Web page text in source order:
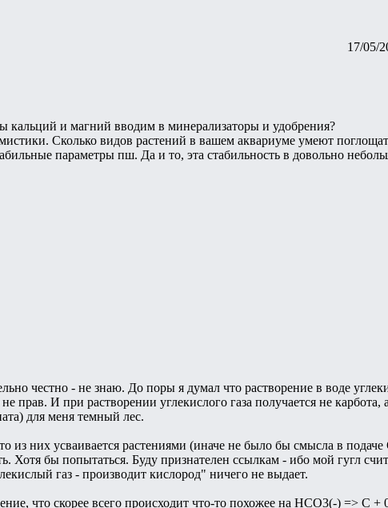
17/05/
кальций и магний вводим в минерализаторы и удобрения?
Сколько видов растений в вашем аквариуме умеют
параметры пш. Да и то, эта стабильность в довольно
честно - не знаю. До поры я думал что растворение в воде
не прав. И при растворении углекислого газа получается не
для меня темный лес.
из них усваивается растениями (иначе не было бы смысла в
Хотя бы попытаться. Буду признателен ссылкам - ибо мой гугл
газ - производит кислород" ничего не выдает.
что скорее всего происходит что-то похожее на HCO3(-) => C